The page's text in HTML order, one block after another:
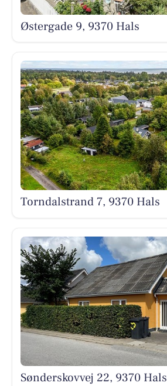
Østergade 9, 9370 Hals
Torndalstrand 7, 9370 Hals
Sønderskovvej 22, 9370 Hals